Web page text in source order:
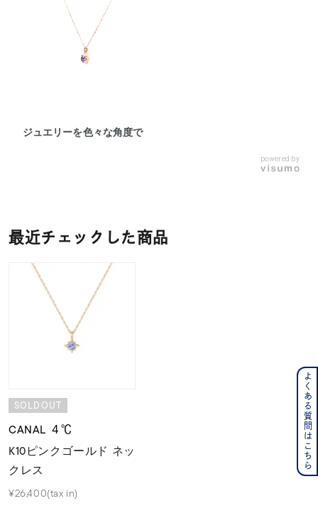
ジュエリーを色々な角度で
powered by
最近チェックした商品
SOLDOUT
CANAL ４℃
K10ピンクゴールド ネッ
クレス
¥26,400(tax in)
よくある質問はこちら